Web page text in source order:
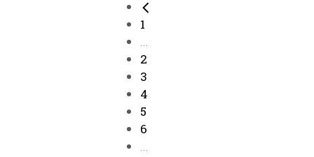
1
...
2
3
4
5
6
...